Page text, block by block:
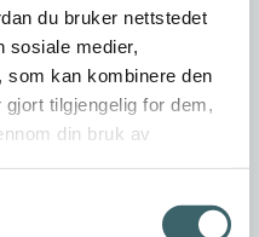
du bruker nettstedet
sosiale medier,
som kan kombinere den
tilgjengelig for dem,
din bruk av